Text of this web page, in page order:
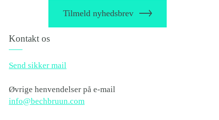
Tilmeld nyhedsbrev
Kontakt os
Send sikker mail
Øvrige henvendelser på e-mail
info@bechbruun.com